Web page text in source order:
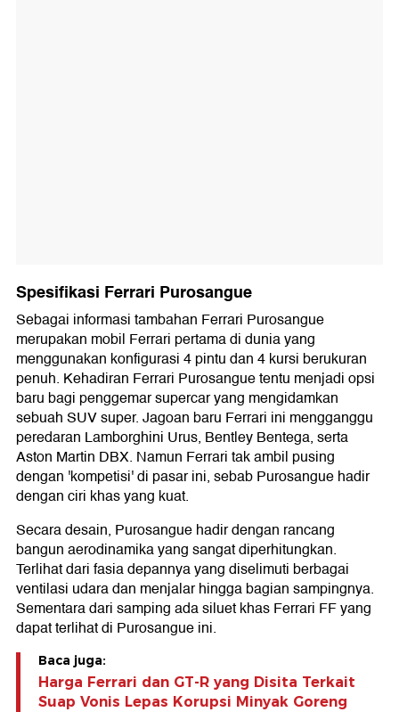
Spesifikasi Ferrari Purosangue
Sebagai informasi tambahan Ferrari Purosangue
merupakan mobil Ferrari pertama di dunia yang
menggunakan konfigurasi 4 pintu dan 4 kursi berukuran
penuh. Kehadiran Ferrari Purosangue tentu menjadi opsi
baru bagi penggemar supercar yang mengidamkan
sebuah SUV super. Jagoan baru Ferrari ini mengganggu
peredaran Lamborghini Urus, Bentley Bentega, serta
Aston Martin DBX. Namun Ferrari tak ambil pusing
dengan 'kompetisi' di pasar ini, sebab Purosangue hadir
dengan ciri khas yang kuat.
Secara desain, Purosangue hadir dengan rancang
bangun aerodinamika yang sangat diperhitungkan.
Terlihat dari fasia depannya yang diselimuti berbagai
ventilasi udara dan menjalar hingga bagian sampingnya.
Sementara dari samping ada siluet khas Ferrari FF yang
dapat terlihat di Purosangue ini.
Baca juga:
Harga Ferrari dan GT-R yang Disita Terkait
Suap Vonis Lepas Korupsi Minyak Goreng